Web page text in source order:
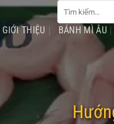
Tìm
kiếm:
GIỚI THIỆU BÁNH MÌ ÂU